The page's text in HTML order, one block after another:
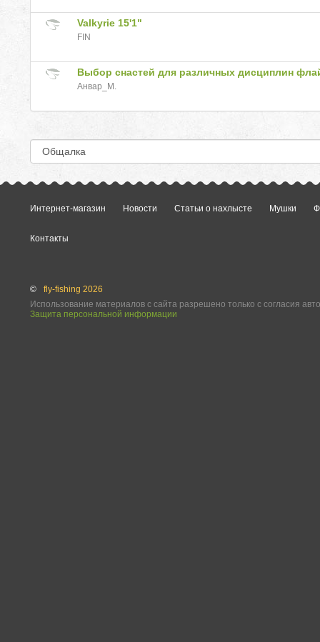
Valkyrie 15'1"
FIN
Выбор снастей для различных дисциплин
Анвар_М.
Интернет-магазин Новости Статьи о нахлысте Мушки
Контакты
©
fly-fishing 2026
Использование материалов с сайта разрешено только с согласия
Защита персональной информации